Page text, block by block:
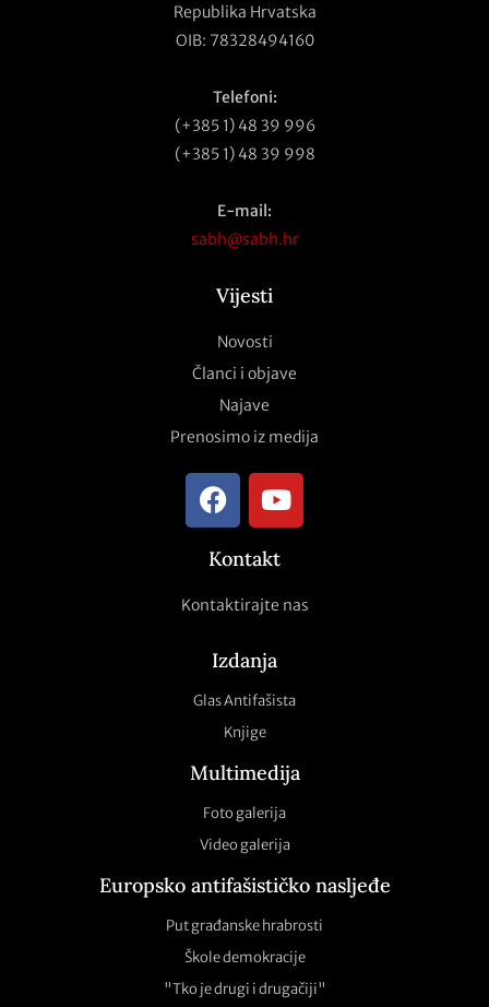
Republika Hrvatska
OIB: 78328494160
Telefoni:
(+385 1) 48 39 996
(+385 1) 48 39 998
E-mail:
sabh@sabh.hr
Vijesti
Novosti
Članci i objave
Najave
Prenosimo iz medija
Kontakt
Kontaktirajte nas
Izdanja
Glas Antifašista
Knjige
Multimedija
Foto galerija
Video galerija
Europsko antifašističko nasljeđe
Put građanske hrabrosti
Škole demokracije
"Tko je drugi i drugačiji"